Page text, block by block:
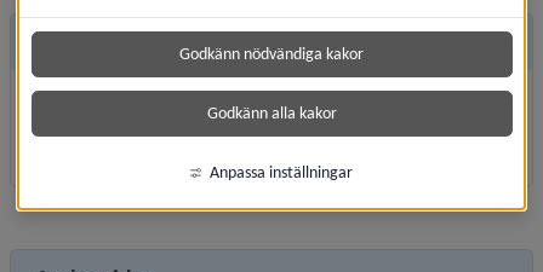
Mer information
Utredningar av ras och skred vid Norra
strandpromenaden.
Godkänn nödvändiga kakor
Godkänn alla kakor
Anpassa inställningar